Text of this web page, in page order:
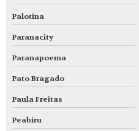
Palotina
Paranacity
Paranapoema
Pato Bragado
Paula Freitas
Peabiru